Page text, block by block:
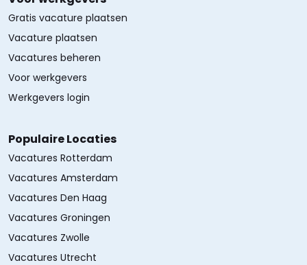
Gratis vacature plaatsen
Vacature plaatsen
Vacatures beheren
Voor werkgevers
Werkgevers login
Populaire Locaties
Vacatures Rotterdam
Vacatures Amsterdam
Vacatures Den Haag
Vacatures Groningen
Vacatures Zwolle
Vacatures Utrecht